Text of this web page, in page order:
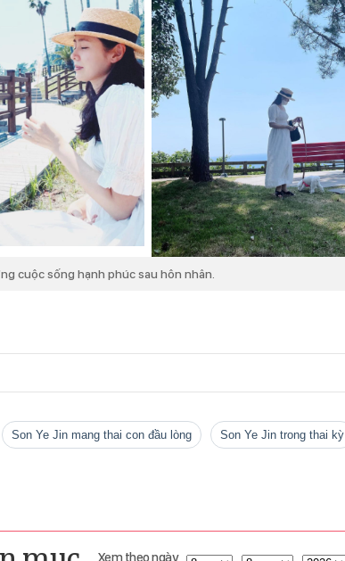
cuộc sống hạnh phúc sau hôn nhân.
Son Ye Jin mang thai con đầu lòng Son Ye Jin trong thai kỳ
Xem theo ngày